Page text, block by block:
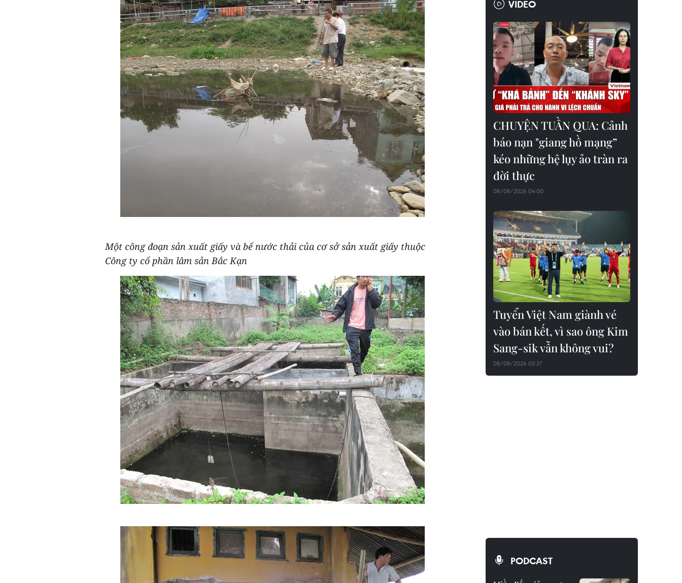
Một công đoạn sản xuất giấy và bể nước thải của cơ sở sản xuất giấy thuộc
Công ty cổ phần lâm sản Bắc Kạn
VIDEO
CHUYỆN TUẦN QUA: Cảnh
báo nạn "giang hồ mạng”
kéo những hệ lụy ảo tràn ra
đời thực
08/08/2026 04:00
Tuyển Việt Nam giành vé
vào bán kết, vì sao ông Kim
Sang-sik vẫn không vui?
08/08/2026 03:37
PODCAST